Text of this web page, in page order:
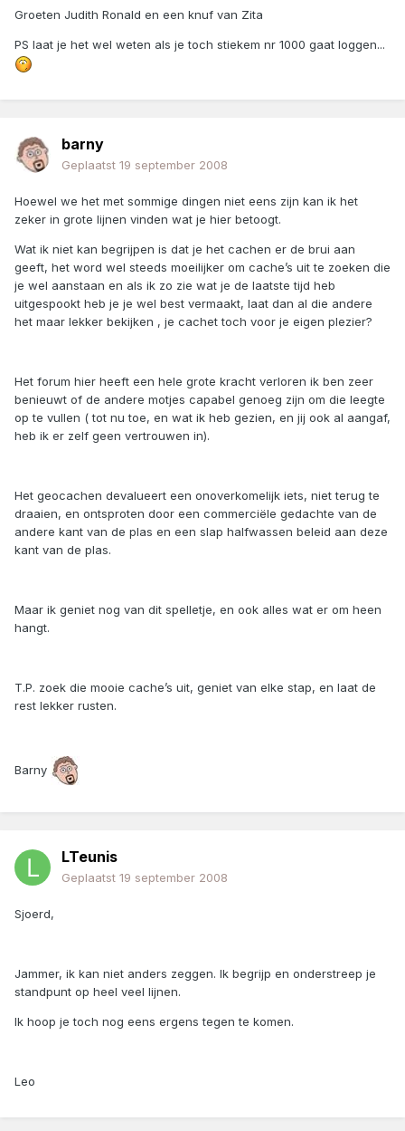
Groeten Judith Ronald en een knuf van Zita
PS laat je het wel weten als je toch stiekem nr 1000 gaat loggen...
barny
Geplaatst 19 september 2008
Hoewel we het met sommige dingen niet eens zijn kan ik het
zeker in grote lijnen vinden wat je hier betoogt.
Wat ik niet kan begrijpen is dat je het cachen er de brui aan
geeft, het word wel steeds moeilijker om cache’s uit te zoeken die
je wel aanstaan en als ik zo zie wat je de laatste tijd heb
uitgespookt heb je je wel best vermaakt, laat dan al die andere
het maar lekker bekijken , je cachet toch voor je eigen plezier?
Het forum hier heeft een hele grote kracht verloren ik ben zeer
benieuwt of de andere motjes capabel genoeg zijn om die leegte
op te vullen ( tot nu toe, en wat ik heb gezien, en jij ook al aangaf,
heb ik er zelf geen vertrouwen in).
Het geocachen devalueert een onoverkomelijk iets, niet terug te
draaien, en ontsproten door een commerciële gedachte van de
andere kant van de plas en een slap halfwassen beleid aan deze
kant van de plas.
Maar ik geniet nog van dit spelletje, en ook alles wat er om heen
hangt.
T.P. zoek die mooie cache’s uit, geniet van elke stap, en laat de
rest lekker rusten.
Barny
LTeunis
Geplaatst 19 september 2008
Sjoerd,
Jammer, ik kan niet anders zeggen. Ik begrijp en onderstreep je
standpunt op heel veel lijnen.
Ik hoop je toch nog eens ergens tegen te komen.
Leo